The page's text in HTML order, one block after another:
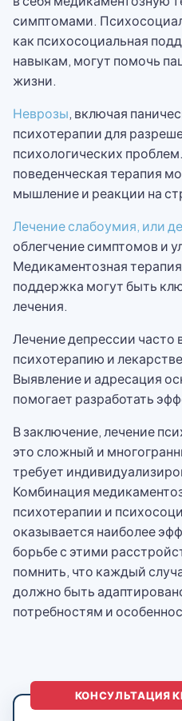
симптомами.
как психосоциальная
навыкам, могут помочь
жизни.
Неврозы, включая
психотерапии для
психологических
поведенческая терапия
мышление и реакции на
Лечение слабоумия, или
облегчение симптомов и
Медикаментозная
поддержка могут быть
лечения.
Лечение депрессии часто
психотерапию и
Выявление и адресация
помогает разработать
В заключение, лечение
это сложный и
требует
Комбинация
психотерапии и
оказывается наиболее
борьбе с этими
помнить, что каждый
должно быть
потребностям и
КОНСУЛЬТАЦИЯ